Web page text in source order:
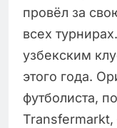
провёл за
всех
узбекским
этого года.
футболиста,
Transfermarkt,